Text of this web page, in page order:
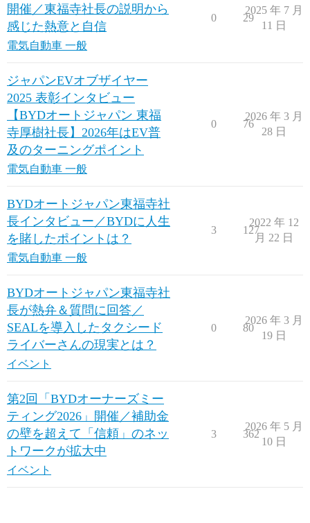
開催／東福寺社長の説明から
感じた熱意と自信
電気自動車 一般
0 29
2025 年 7 月
11 日
ジャパンEVオブザイヤー
2025 表彰インタビュー
【BYDオートジャパン 東福
寺厚樹社長】2026年はEV普
及のターニングポイント
電気自動車 一般
0 76
2026 年 3 月
28 日
BYDオートジャパン東福寺社
長インタビュー／BYDに人生
を賭したポイントは？
電気自動車 一般
3 127
2022 年 12
月 22 日
BYDオートジャパン東福寺社
長が熱弁＆質問に回答／
SEALを導入したタクシード
ライバーさんの現実とは？
イベント
0 80
2026 年 3 月
19 日
第2回「BYDオーナーズミー
ティング2026」開催／補助金
の壁を超えて「信頼」のネッ
トワークが拡大中
イベント
3 362
2026 年 5 月
10 日